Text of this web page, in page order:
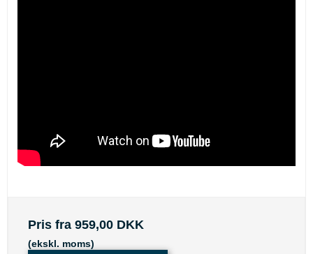
Pris fra 959,00 DKK
(ekskl. moms)